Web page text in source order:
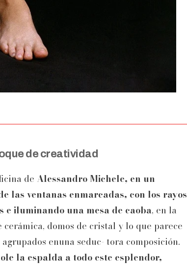
de creatividad
de Alessandro Michele, en un
las ventanas enmarcadas, con los rayos
iluminando una mesa de caoba, en la
domos de cristal y lo que parece
enuna seduc- tora composición.
la espalda a todo este esplendor,